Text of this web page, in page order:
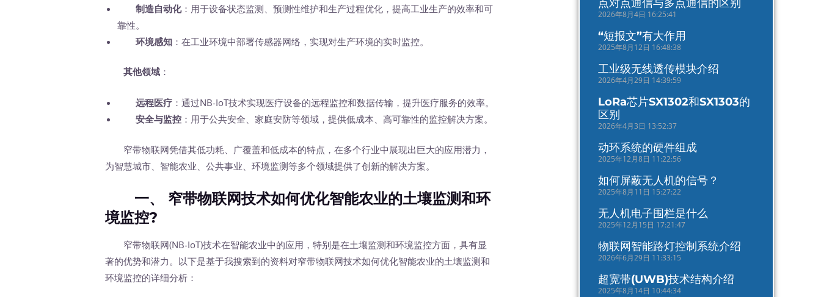
制造自动化：用于设备状态监测、预测性维护和生产过程优化，提高工业生产的效率和可
靠性。
环境感知 ：在工业环境中部署传感器网络，实现对生产环境的实时监控。
其他领域 ：
远程医疗 ：通过NB-IoT技术实现医疗设备的远程监控和数据传输，提升医疗服务的效率。
安全与监控 ：用于公共安全、家庭安防等领域，提供低成本、高可靠性的监控解决方案。
窄带物联网凭借其低功耗、广覆盖和低成本的特点，在多个行业中展现出巨大的应用潜力，
为智慧城市、智能农业、公共事业、环境监测等多个领域提供了创新的解决方案。
一、 窄带物联网技术如何优化智能农业的土壤监测和环
境监控?
窄带物联网(NB-IoT)技术在智能农业中的应用，特别是在土壤监测和环境监控方面，具有显
著的优势和潜力。以下是基于我搜索到的资料对窄带物联网技术如何优化智能农业的土壤监测和
环境监控的详细分析：
点对点通信与多点通信的区别
2026年8月4日 16:25:41
“短报文”有大作用
2025年8月12日 16:48:38
工业级无线透传模块介绍
2026年4月29日 14:39:59
LoRa芯片SX1302和SX1303的
区别
2026年4月3日 13:52:37
动环系统的硬件组成
2025年12月8日 11:22:56
如何屏蔽无人机的信号？
2025年8月11日 15:27:22
无人机电子围栏是什么
2025年12月15日 17:21:47
物联网智能路灯控制系统介绍
2026年6月29日 11:33:15
超宽带(UWB)技术结构介绍
2025年8月14日 10:44:34